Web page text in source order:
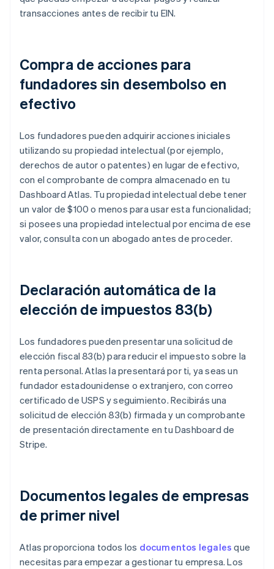
transacciones antes de recibir tu EIN.
Compra de acciones para
fundadores sin desembolso en
efectivo
Los fundadores pueden adquirir acciones iniciales
utilizando su propiedad intelectual (por ejemplo,
derechos de autor o patentes) en lugar de efectivo,
con el comprobante de compra almacenado en tu
Dashboard Atlas. Tu propiedad intelectual debe tener
un valor de $100 o menos para usar esta funcionalidad;
si posees una propiedad intelectual por encima de ese
valor, consulta con un abogado antes de proceder.
Declaración automática de la
elección de impuestos 83(b)
Los fundadores pueden presentar una solicitud de
elección fiscal 83(b) para reducir el impuesto sobre la
renta personal. Atlas la presentará por ti, ya seas un
fundador estadounidense o extranjero, con correo
certificado de USPS y seguimiento. Recibirás una
solicitud de elección 83(b) firmada y un comprobante
de presentación directamente en tu Dashboard de
Stripe.
Documentos legales de empresas
de primer nivel
Atlas proporciona todos los documentos legales que
necesitas para empezar a gestionar tu empresa. Los